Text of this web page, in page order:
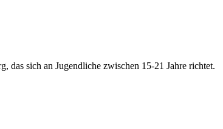
das sich an Jugendliche zwischen 15-21 Jahre richtet.